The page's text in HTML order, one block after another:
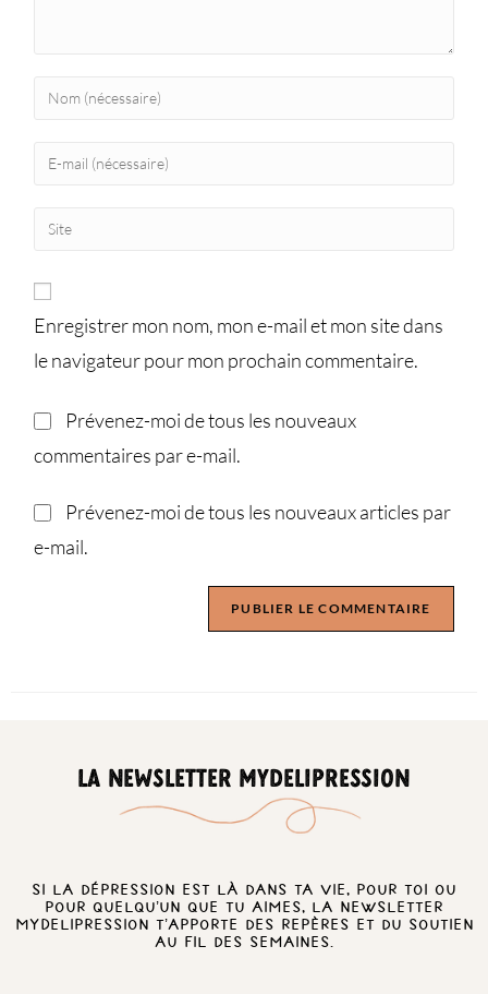
Enregistrer mon nom, mon e-mail et mon site dans
le navigateur pour mon prochain commentaire.
Prévenez-moi de tous les nouveaux
commentaires par e-mail.
Prévenez-moi de tous les nouveaux articles par
e-mail.
LA NEWSLETTER MYDELIPRESSION
Si la dépression est là dans ta vie, pour toi ou
pour quelqu’un que tu aimes, la newsletter
MyDelipression t’apporte des repères et du soutien
au fil des semaines.